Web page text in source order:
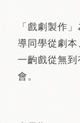
「戲劇製作
導同學從劇
一齣戲從無
會。